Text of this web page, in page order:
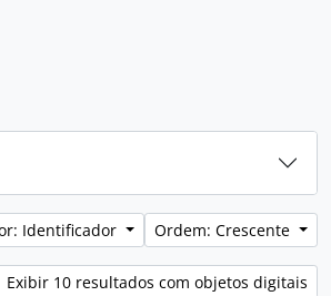
Identificador Ordem: Crescente
Exibir 10 resultados com objetos digitais